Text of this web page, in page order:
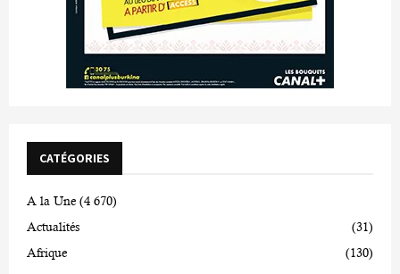
CATÉGORIES
A la Une (4 670)
Actualités
(31)
Afrique
(130)